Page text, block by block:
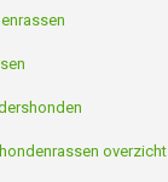
overzicht